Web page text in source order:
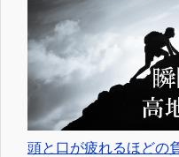
頭と口が疲れるほどの